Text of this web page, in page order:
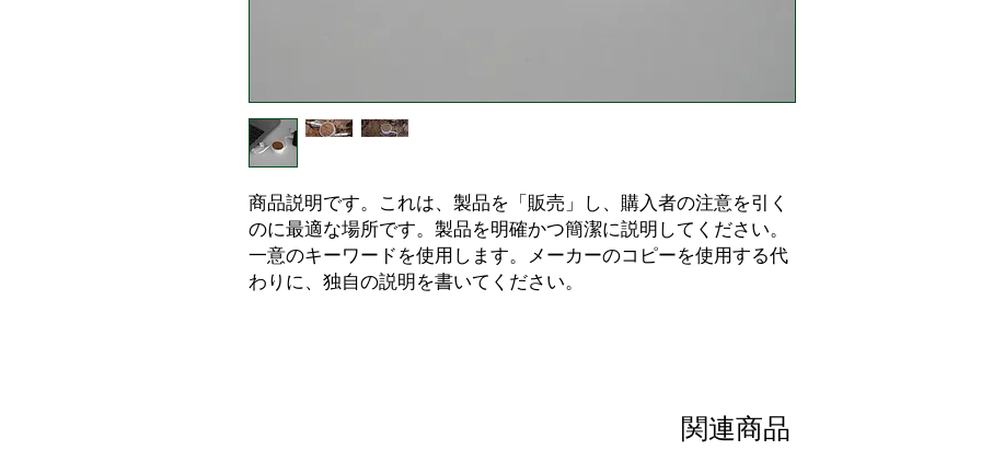
商品説明です。これは、製品を「販売」し、購入者の注意を引く
のに最適な場所です。製品を明確かつ簡潔に説明してください。
一意のキーワードを使用します。メーカーのコピーを使用する代
わりに、独自の説明を書いてください。
関連商品